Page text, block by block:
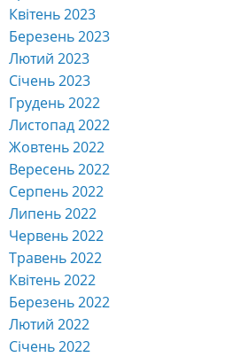
Квітень 2023
Березень 2023
Лютий 2023
Січень 2023
Грудень 2022
Листопад 2022
Жовтень 2022
Вересень 2022
Серпень 2022
Липень 2022
Червень 2022
Травень 2022
Квітень 2022
Березень 2022
Лютий 2022
Січень 2022